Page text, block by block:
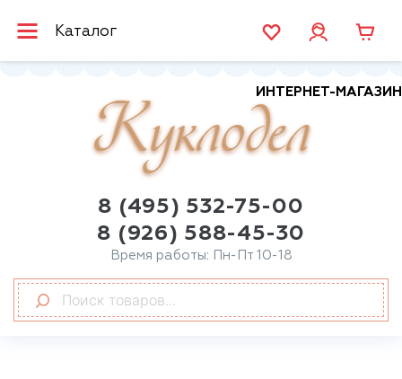
Каталог
ИНТЕРНЕТ-МАГАЗИН
Куклодел
8 (495) 532-75-00
8 (926) 588-45-30
Время работы: Пн-Пт 10-18